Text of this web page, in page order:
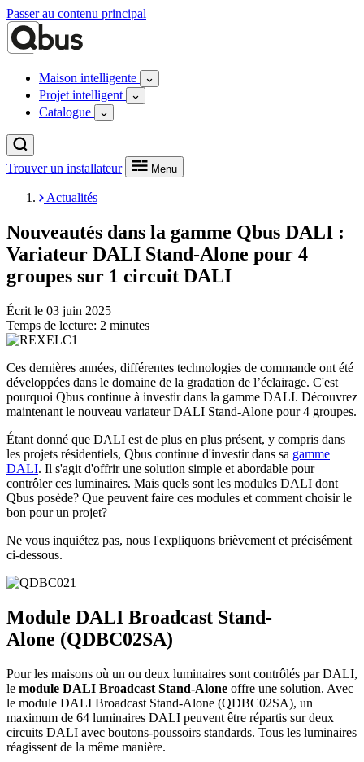
Passer au contenu principal
Maison intelligente
Projet intelligent
Catalogue
Trouver un installateur Menu
Actualités
Nouveautés dans la gamme Qbus DALI :
Variateur DALI Stand-Alone pour 4
groupes sur 1 circuit DALI
Écrit le 03 juin 2025
Temps de lecture: 2 minutes
Ces dernières années, différentes technologies de commande ont été
développées dans le domaine de la gradation de l’éclairage. C'est
pourquoi Qbus continue à investir dans la gamme DALI. Découvrez
maintenant le nouveau variateur DALI Stand-Alone pour 4 groupes.
Étant donné que DALI est de plus en plus présent, y compris dans
les projets résidentiels, Qbus continue d'investir dans sa gamme
DALI. Il s'agit d'offrir une solution simple et abordable pour
contrôler ces luminaires. Mais quels sont les modules DALI dont
Qbus posède? Que peuvent faire ces modules et comment choisir le
bon pour un projet?
Ne vous inquiétez pas, nous l'expliquons brièvement et précisément
ci-dessous.
Module DALI Broadcast Stand-
Alone (QDBC02SA)
Pour les maisons où un ou deux luminaires sont contrôlés par DALI,
le module DALI Broadcast Stand-Alone offre une solution. Avec
le module DALI Broadcast Stand-Alone (QDBC02SA), un
maximum de 64 luminaires DALI peuvent être répartis sur deux
circuits DALI avec boutons-poussoirs standards. Tous les luminaires
réagissent de la même manière.